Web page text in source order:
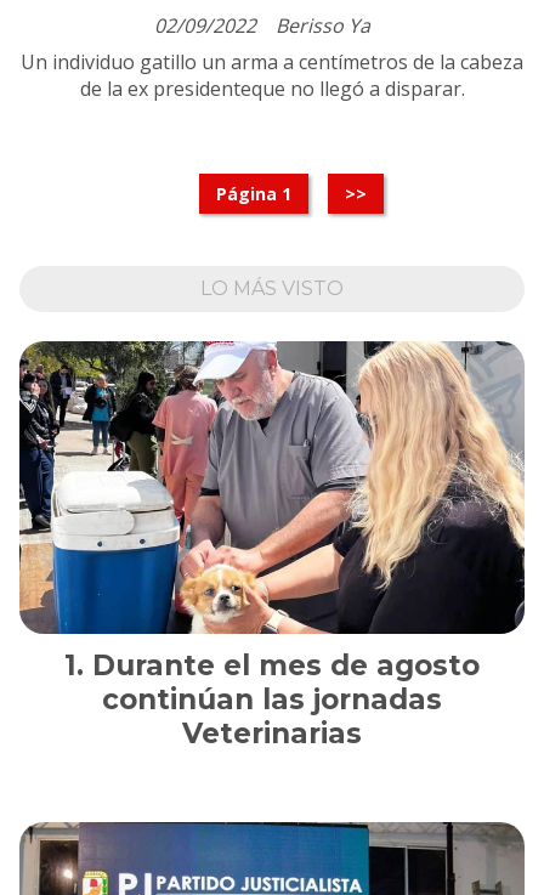
Berisso Ya
02/09/2022
Un individuo gatillo un arma a centímetros de la cabeza
de la ex presidenteque no llegó a disparar.
Página 1 >>
LO MÁS VISTO
Durante el mes de agosto
continúan las jornadas
Veterinarias